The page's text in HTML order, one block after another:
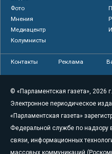
Фото
Мнения
Медиацентр
Колумнисты
Контакты Реклама
© «Парламентская газета», 2026 г.
Электронное периодическое
«Парламентская газета»
Федеральной службе по надзору
связи, информационных
массовых коммуникаций